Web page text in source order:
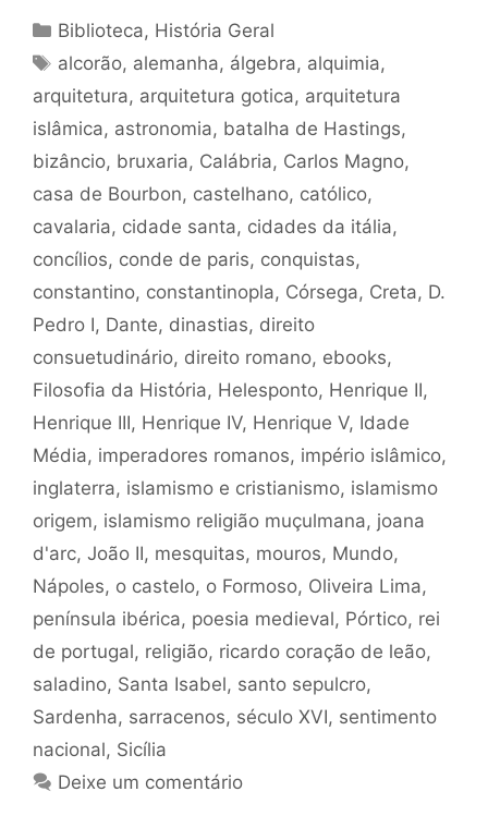
Categorias
Biblioteca, História Geral
Tags
alcorão, alemanha, álgebra, alquimia,
arquitetura, arquitetura gotica, arquitetura
islâmica, astronomia, batalha de Hastings,
bizâncio, bruxaria, Calábria, Carlos Magno,
casa de Bourbon, castelhano, católico,
cavalaria, cidade santa, cidades da itália,
concílios, conde de paris, conquistas,
constantino, constantinopla, Córsega, Creta, D.
Pedro I, Dante, dinastias, direito
consuetudinário, direito romano, ebooks,
Filosofia da História, Helesponto, Henrique II,
Henrique III, Henrique IV, Henrique V, Idade
Média, imperadores romanos, império islâmico,
inglaterra, islamismo e cristianismo, islamismo
origem, islamismo religião muçulmana, joana
d'arc, João II, mesquitas, mouros, Mundo,
Nápoles, o castelo, o Formoso, Oliveira Lima,
península ibérica, poesia medieval, Pórtico, rei
de portugal, religião, ricardo coração de leão,
saladino, Santa Isabel, santo sepulcro,
Sardenha, sarracenos, século XVI, sentimento
nacional, Sicília
Deixe um comentário